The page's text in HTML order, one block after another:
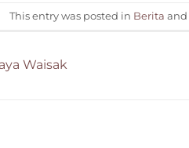
This entry was posted in Berita
Waisak